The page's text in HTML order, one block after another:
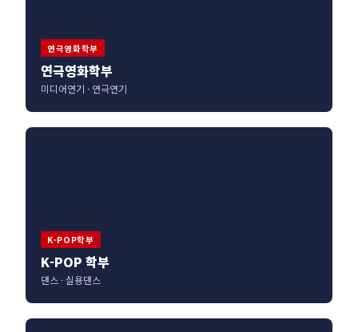
연극영화학부
연극영화학부
미디어연기 · 연극연기
K-POP학부
K-POP 학부
댄스 · 실용댄스